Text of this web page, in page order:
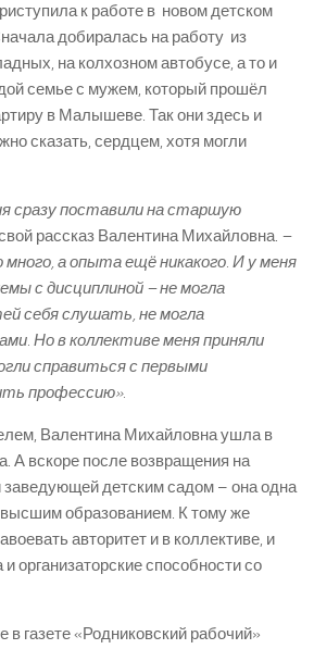
к работе в новом детском
добиралась на работу из
на колхозном автобусе, а то и
семье с мужем, который прошёл
в Малышеве. Так они здесь и
сказать, сердцем, хотя могли
сразу поставили на старшую
рассказ Валентина Михайловна. –
а опыта ещё никакого. И у меня
с дисциплиной – не могла
себя слушать, не могла
Но в коллективе меня приняли
справиться с первыми
профессию».
Валентина Михайловна ушла в
А вскоре после возвращения на
заведующей детским садом – она одна
образованием. К тому же
авторитет и в коллективе, и
организаторские способности со
в газете «Родниковский рабочий»